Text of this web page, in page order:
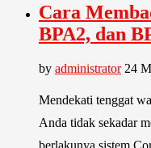
Cara
BPA2, dan
by administrator 24
Mendekati tenggat
Anda tidak sekadar
berlakunya sistem